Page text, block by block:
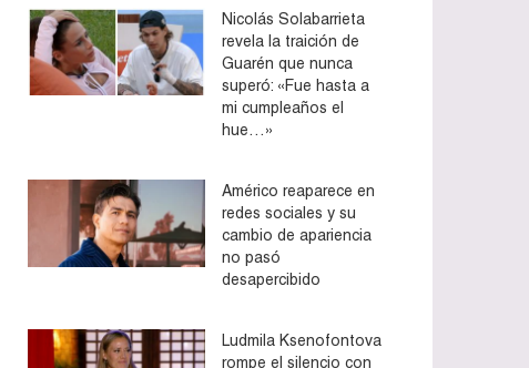
Nicolás Solabarrieta
revela la traición de
Guarén que nunca
superó: «Fue hasta a
mi cumpleaños el
hue…»
Américo reaparece en
redes sociales y su
cambio de apariencia
no pasó
desapercibido
Ludmila Ksenofontova
rompe el silencio con